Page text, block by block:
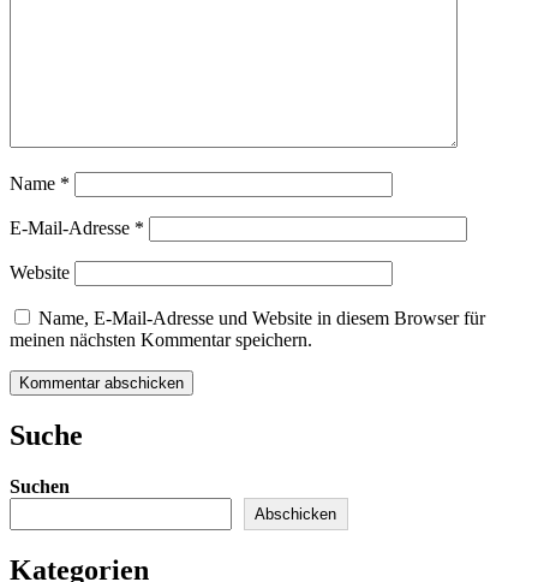
Name *
E-Mail-Adresse *
Website
Name, E-Mail-Adresse und Website in diesem Browser für
meinen nächsten Kommentar speichern.
Kommentar abschicken
Suche
Suchen
Abschicken
Kategorien